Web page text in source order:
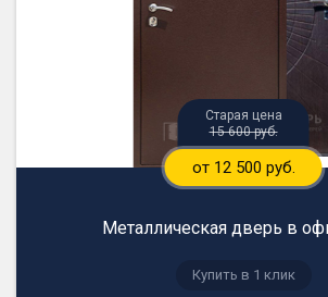
15 600 руб.
от 12 500 руб.
Металлическая дверь в